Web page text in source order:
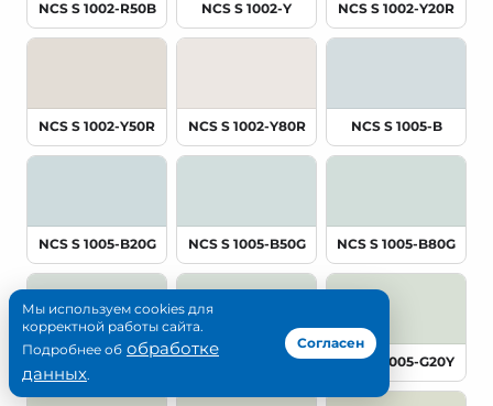
NCS S 1002-R50B NCS S 1002-Y NCS S 1002-Y20R
NCS S 1002-Y50R NCS S 1002-Y80R NCS S 1005-B
NCS S 1005-B20G NCS S 1005-B50G NCS S 1005-B80G
NCS S 1005-G NCS S 1005-G10Y NCS S 1005-G20Y
Мы используем cookies для
корректной работы сайта.
Подробнее об обработке
данных.
Согласен